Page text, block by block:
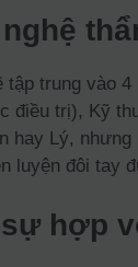
tập trung vào
điều trị), Kỹ
hay Lý,
luyện đôi tay
hợp